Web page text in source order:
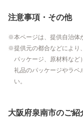
注意事項・その他
本ページは、提供自治体
提供元の都合などにより
パッケージ、原材料など
礼品のパッケージやラベ
い。
大阪府泉南市のご紹